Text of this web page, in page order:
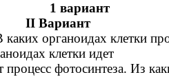
II Вариант
каких органоидах
клетки идет
процесс